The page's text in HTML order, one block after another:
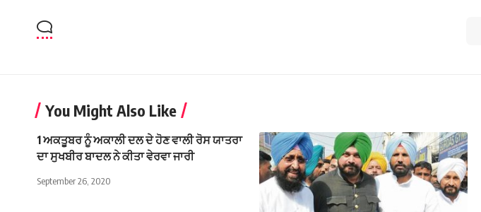
You Might Also Like
1 ਅਕਤੂਬਰ ਨੂੰ ਅਕਾਲੀ ਦਲ ਦੇ ਹੋਣ ਵਾਲੀ ਰੋਸ ਯਾਤਰਾ
ਦਾ ਸੁਖਬੀਰ ਬਾਦਲ ਨੇ ਕੀਤਾ ਵੇਰਵਾ ਜਾਰੀ
September 26, 2020